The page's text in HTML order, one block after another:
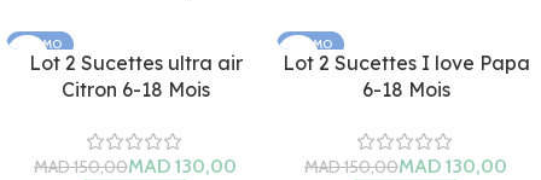
PROMO
ÉPUISÉ
Lot 2 Sucettes ultra air
Citron 6-18 Mois
MAD MAD
PROMO
ÉPUISÉ
Lot 2 Sucettes I love Papa
6-18 Mois
MAD MAD